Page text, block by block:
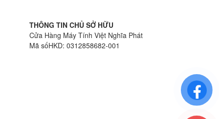
THÔNG TIN CHỦ SỞ HỮU
Cửa Hàng Máy Tính Việt Nghĩa Phát
Mã sốHKD: 0312858682-001